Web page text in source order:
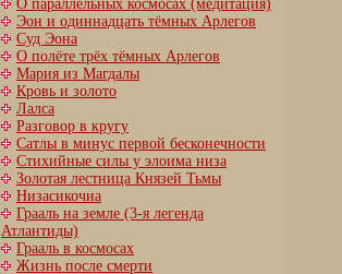
О параллельных космосах (медитация)
Эон и одиннадцать тёмных Арлегов
Суд Эона
О полёте трёх тёмных Арлегов
Мария из Магдалы
Кровь и золото
Лалса
Разговор в кругу
Сатлы в минус первой бесконечности
Стихийные силы у элоима низа
Золотая лестница Князей Тьмы
Низасикочиа
Грааль на земле (3-я легенда
Атлантиды)
Грааль в космосах
Жизнь после смерти